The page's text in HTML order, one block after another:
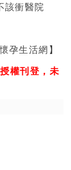
該衝醫院
孕生活網 】
權刊登，未